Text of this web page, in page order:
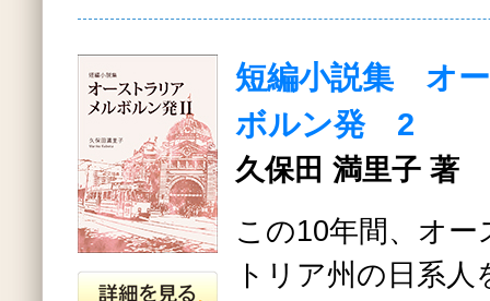
短編小説集 オ
ボルン発 2
久保田 満里子 著
この10年間、オ
トリア州の日系